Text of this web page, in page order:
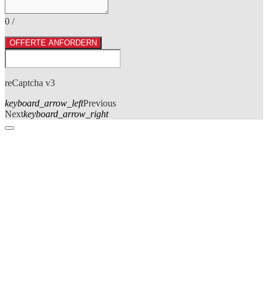
0 /
OFFERTE ANFORDERN
reCaptcha v3
keyboard_arrow_leftPrevious
Nextkeyboard_arrow_right